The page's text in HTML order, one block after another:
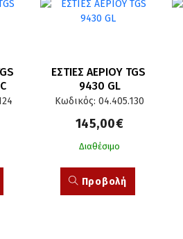
ΕΣΤΙΕΣ ΑΕΡΙΟΥ TGS
9430 GL
Κωδικός: 04.405.130
145,00€
Διαθέσιμο
Προβολή